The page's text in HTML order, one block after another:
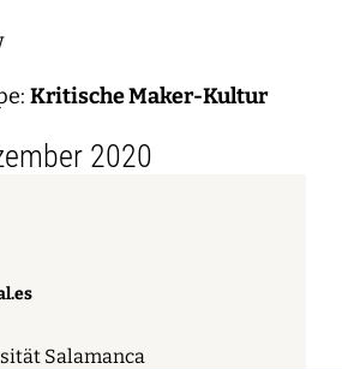
Kritische Maker-Kultur
2020
Salamanca